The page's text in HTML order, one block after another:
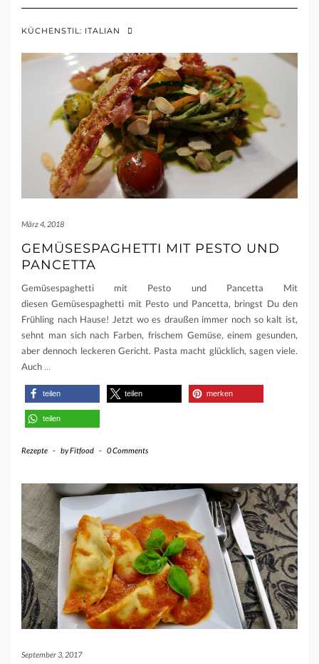
KÜCHENSTIL: ITALIAN
März 4, 2018
GEMÜSESPAGHETTI MIT PESTO UND
PANCETTA
Gemüsespaghetti mit Pesto und Pancetta Mit
diesen Gemüsespaghetti mit Pesto und Pancetta, bringst Du den
Frühling nach Hause! Jetzt wo es draußen immer noch so kalt ist,
sehnt man sich nach Farben, frischem Gemüse, einem gesunden,
aber dennoch leckeren Gericht. Pasta macht glücklich, sagen viele.
Auch…
teilen teilen merken
teilen
Rezepte - byFitfood - 0 Comments
September 3, 2017